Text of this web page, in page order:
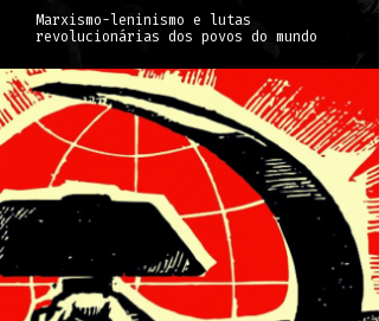
Marxismo-leninismo e lutas
revolucionárias dos povos do mundo